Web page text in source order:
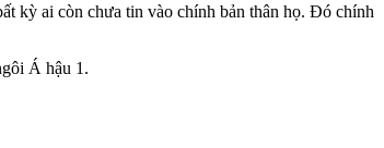
kỳ ai còn chưa tin vào chính bản thân họ. Đó chính
Á hậu 1.